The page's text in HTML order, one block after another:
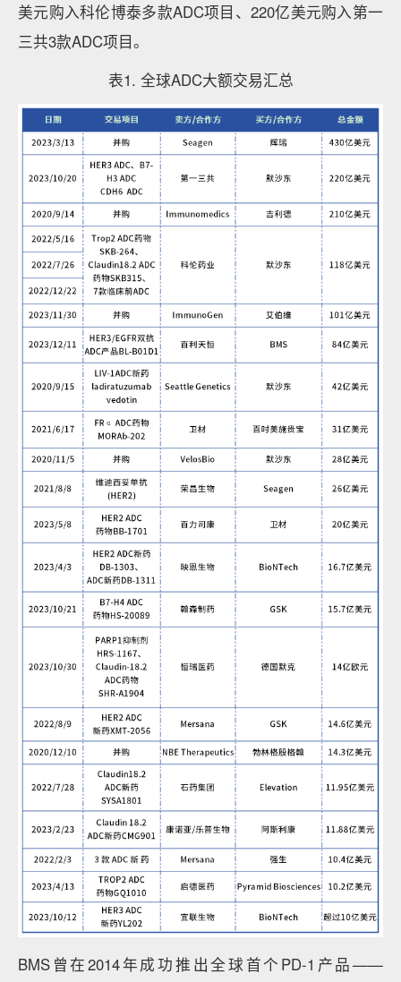
美元购入科伦博泰多款ADC项目、220亿美元购入第一
三共3款ADC项目。
表1. 全球ADC大额交易汇总
BMS曾在2014年成功推出全球首个PD-1产品——